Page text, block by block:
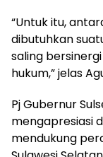
“Untuk itu,
dibutuhkan
saling
hukum,” jelas
Pj Gubernur
mengapresiasi
mendukung